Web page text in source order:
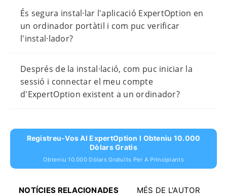
És segura instal·lar l'aplicació ExpertOption en
un ordinador portàtil i com puc verificar
l'instal·lador?
Després de la instal·lació, com puc iniciar la
sessió i connectar el meu compte
d'ExpertOption existent a un ordinador?
Registreu-Vos Al ExpertOption I Obteniu 10.000
Dòlars Gratis
Obteniu 10.000 Dòlars Gratuïts Per A Principiants
NOTÍCIES RELACIONADES MÉS DE L'AUTOR